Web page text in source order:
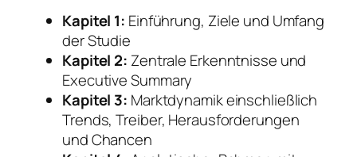
Kapitel 1: Einführung, Ziele und Umfang
der Studie
Kapitel 2: Zentrale Erkenntnisse und
Executive Summary
Kapitel 3: Marktdynamik einschließlich
Trends, Treiber, Herausforderungen
und Chancen